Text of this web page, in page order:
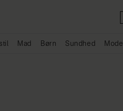
Mad Børn Sundhed Mode